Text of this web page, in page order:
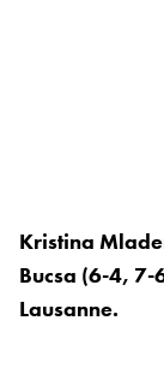
Kristina
Bucsa (6-4,
Lausanne.